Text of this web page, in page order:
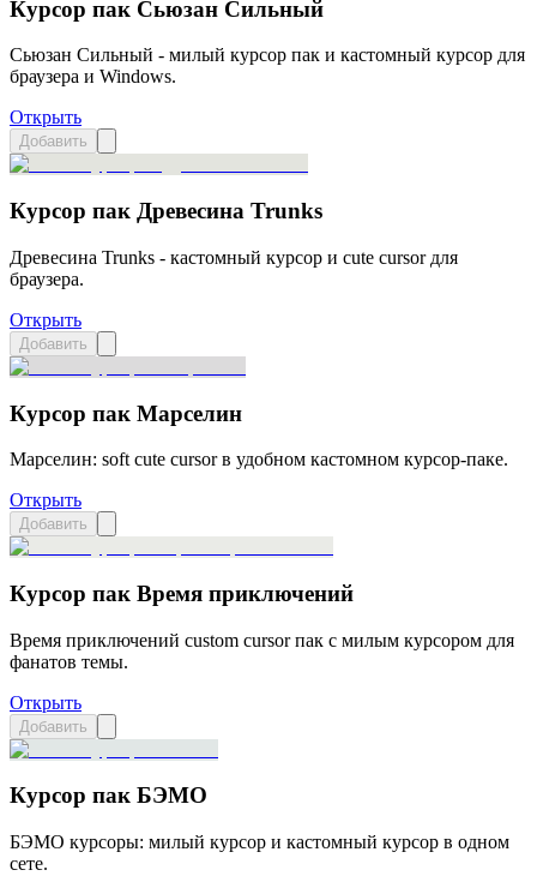
Курсор пак Сьюзан Сильный
Сьюзан Сильный - милый курсор пак и кастомный курсор для
браузера и Windows.
Открыть
Добавить
Курсор пак Древесина Trunks
Древесина Trunks - кастомный курсор и cute cursor для
браузера.
Открыть
Добавить
Курсор пак Марселин
Марселин: soft cute cursor в удобном кастомном курсор-паке.
Открыть
Добавить
Курсор пак Время приключений
Время приключений custom cursor пак с милым курсором для
фанатов темы.
Открыть
Добавить
Курсор пак БЭМО
БЭМО курсоры: милый курсор и кастомный курсор в одном
сете.